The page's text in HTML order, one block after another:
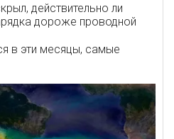
действительно ли
дороже проводной
в эти месяцы, самые